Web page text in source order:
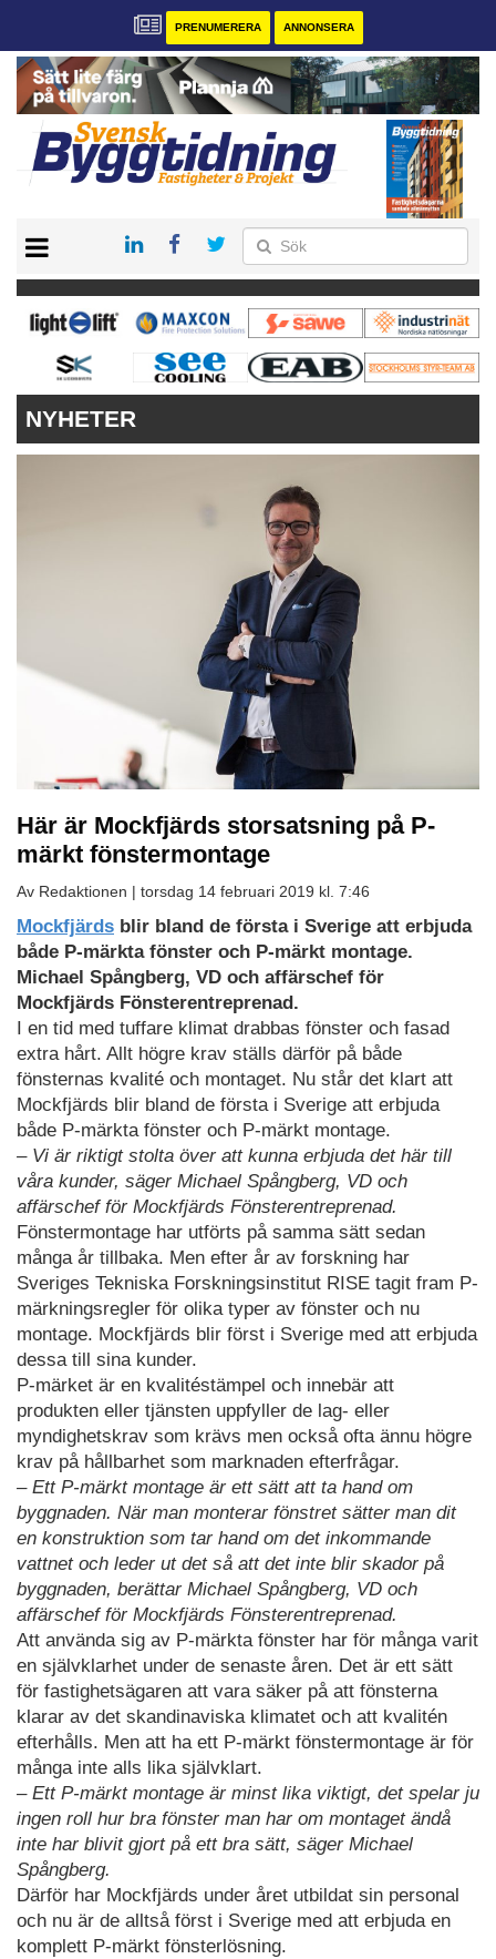
PRENUMERERA ANNONSERA
PRENUMERERA
VÅRA ANDRA MAGASIN
ANNONSERA
NYHETER
Här är Mockfjärds storsatsning på P-
märkt fönstermontage
Av Redaktionen | torsdag 14 februari 2019 kl. 7:46
Mockfjärds blir bland de första i Sverige att erbjuda
både P-märkta fönster och P-märkt montage.
Michael Spångberg, VD och affärschef för
Mockfjärds Fönsterentreprenad.
I en tid med tuffare klimat drabbas fönster och fasad
extra hårt. Allt högre krav ställs därför på både
fönsternas kvalité och montaget. Nu står det klart att
Mockfjärds blir bland de första i Sverige att erbjuda
både P-märkta fönster och P-märkt montage.
– Vi är riktigt stolta över att kunna erbjuda det här till
våra kunder, säger Michael Spångberg, VD och
affärschef för Mockfjärds Fönsterentreprenad.
Fönstermontage har utförts på samma sätt sedan
många år tillbaka. Men efter år av forskning har
Sveriges Tekniska Forskningsinstitut RISE tagit fram P-
märkningsregler för olika typer av fönster och nu
montage. Mockfjärds blir först i Sverige med att erbjuda
dessa till sina kunder.
P-märket är en kvalitéstämpel och innebär att
produkten eller tjänsten uppfyller de lag- eller
myndighetskrav som krävs men också ofta ännu högre
krav på hållbarhet som marknaden efterfrågar.
– Ett P-märkt montage är ett sätt att ta hand om
byggnaden. När man monterar fönstret sätter man dit
en konstruktion som tar hand om det inkommande
vattnet och leder ut det så att det inte blir skador på
byggnaden, berättar Michael Spångberg, VD och
affärschef för Mockfjärds Fönsterentreprenad.
Att använda sig av P-märkta fönster har för många varit
en självklarhet under de senaste åren. Det är ett sätt
för fastighetsägaren att vara säker på att fönsterna
klarar av det skandinaviska klimatet och att kvalitén
efterhålls. Men att ha ett P-märkt fönstermontage är för
många inte alls lika självklart.
– Ett P-märkt montage är minst lika viktigt, det spelar ju
ingen roll hur bra fönster man har om montaget ändå
inte har blivit gjort på ett bra sätt, säger Michael
Spångberg.
Därför har Mockfjärds under året utbildat sin personal
och nu är de alltså först i Sverige med att erbjuda en
komplett P-märkt fönsterlösning.